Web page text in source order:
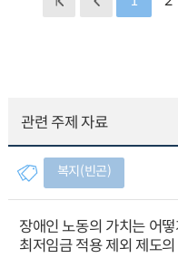
관련 주제 자료
복지(빈곤)
장애인 노동의 가치는 어
최저임금 적용 제외 제도